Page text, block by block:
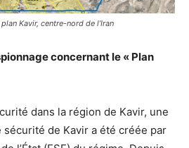
Kavir, centre-nord de l’Iran
concernant le « Plan
dans la région de Kavir, une
de Kavir a été créée par